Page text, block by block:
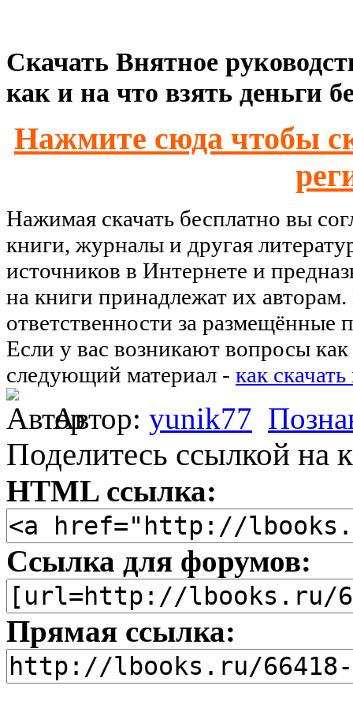
Скачать Внятное
как и на что взять деньги
Нажмите сюда чтобы
Нажимая скачать бесплатно вы
книги, журналы и другая
источников в Интернете и
на книги принадлежат их
ответственности за размещённые
Если у вас возникают вопросы как
следующий материал - как
Автор: yunik77
Поделитесь ссылкой на
HTML ссылка:
Ссылка для форумов:
Прямая ссылка: